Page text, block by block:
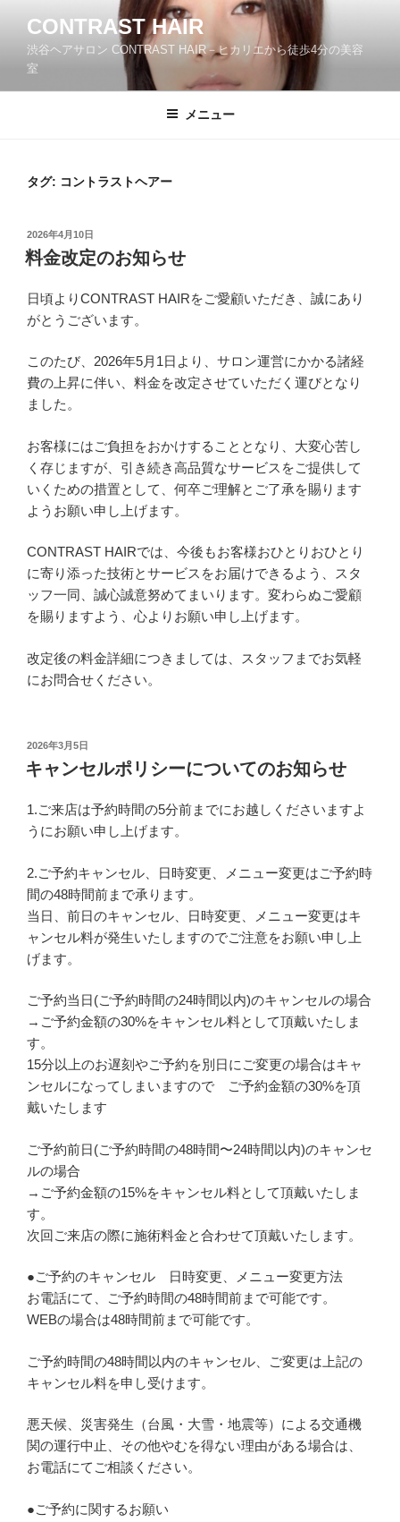
ツ
CONTRAST HAIR
渋谷ヘアサロン CONTRAST HAIR－ヒカリエから徒歩4分の美容
室
メニュー
タグ: コントラストヘアー
投
稿
日:
2026年4月10日
料金改定のお知らせ
日頃よりCONTRAST HAIRをご愛顧いただき、誠にあり
がとうございます。
このたび、2026年5月1日より、サロン運営にかかる諸経
費の上昇に伴い、料金を改定させていただく運びとなり
ました。
お客様にはご負担をおかけすることとなり、大変心苦し
く存じますが、引き続き高品質なサービスをご提供して
いくための措置として、何卒ご理解とご了承を賜ります
ようお願い申し上げます。
CONTRAST HAIRでは、今後もお客様おひとりおひとり
に寄り添った技術とサービスをお届けできるよう、スタ
ッフ一同、誠心誠意努めてまいります。変わらぬご愛顧
を賜りますよう、心よりお願い申し上げます。
改定後の料金詳細につきましては、スタッフまでお気軽
にお問合せください。
投
稿
日:
2026年3月5日
キャンセルポリシーについてのお知らせ
1.ご来店は予約時間の5分前までにお越しくださいますよ
うにお願い申し上げます。
2.ご予約キャンセル、日時変更、メニュー変更はご予約時
間の48時間前まで承ります。
当日、前日のキャンセル、日時変更、メニュー変更はキ
ャンセル料が発生いたしますのでご注意をお願い申し上
げます。
ご予約当日(ご予約時間の24時間以内)のキャンセルの場合
→ご予約金額の30%をキャンセル料として頂戴いたしま
す。
15分以上のお遅刻やご予約を別日にご変更の場合はキャ
ンセルになってしまいますので ご予約金額の30%を頂
戴いたします
ご予約前日(ご予約時間の48時間〜24時間以内)のキャンセ
ルの場合
→ご予約金額の15%をキャンセル料として頂戴いたしま
す。
次回ご来店の際に施術料金と合わせて頂戴いたします。
●ご予約のキャンセル 日時変更、メニュー変更方法
お電話にて、ご予約時間の48時間前まで可能です。
WEBの場合は48時間前まで可能です。
ご予約時間の48時間以内のキャンセル、ご変更は上記の
キャンセル料を申し受けます。
悪天候、災害発生（台風・大雪・地震等）による交通機
関の運行中止、その他やむを得ない理由がある場合は、
お電話にてご相談ください。
●ご予約に関するお願い